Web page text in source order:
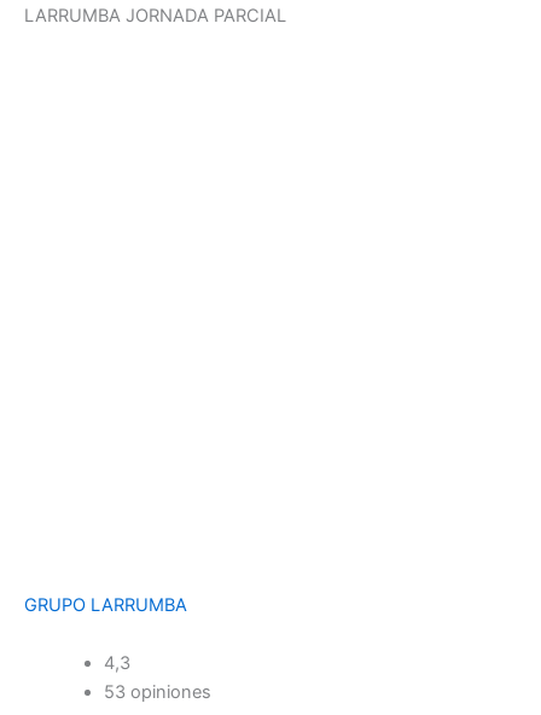
LARRUMBA JORNADA PARCIAL
GRUPO LARRUMBA
4,3
53 opiniones